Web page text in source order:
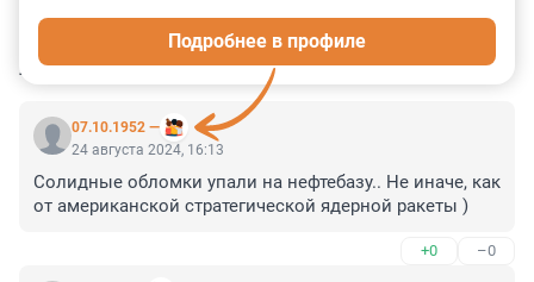
КОММЕНТАРИИ 24
07.10.1952 —
Подробнее в профиле
24 августа 2024, 16:13
Солидные обломки упали на нефтебазу.. Не иначе, как
от американской стратегической ядерной ракеты )
+0 –0